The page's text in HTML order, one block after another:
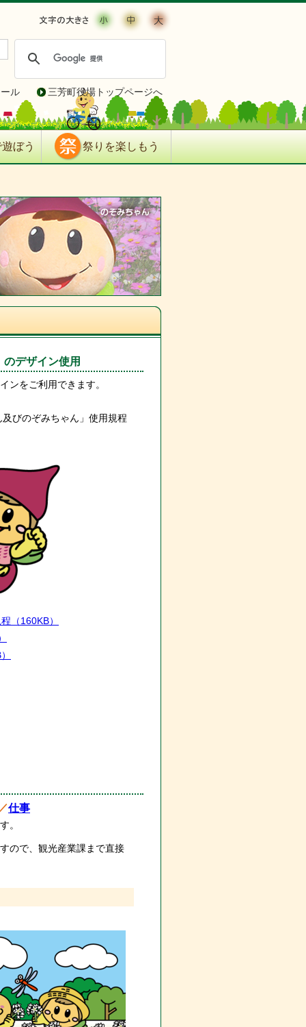
ル 三芳町役場トップページへ
ぼう 祭りを楽しもう
デザイン使用
ンをご利用できます。
びのぞみちゃん」使用規程
（160KB）
仕事
。
ので、観光産業課まで直接